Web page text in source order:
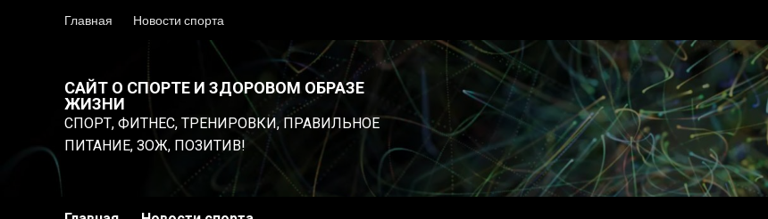
Главная Новости спорта
САЙТ О СПОРТЕ И ЗДОРОВОМ ОБРАЗЕ
ЖИЗНИ
СПОРТ, ФИТНЕС, ТРЕНИРОВКИ, ПРАВИЛЬНОЕ
ПИТАНИЕ, ЗОЖ, ПОЗИТИВ!